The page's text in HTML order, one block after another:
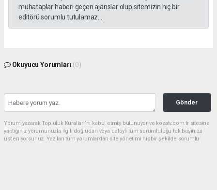
muhataplar haberi geçen ajanslar olup sitemizin hiç bir
editörü sorumlu tutulamaz...
Okuyucu Yorumları (0)
Gönder
Yorum yazarak Topluluk Kuralları’nı kabul etmiş bulunuyor ve kozatv.com.tr sitesine
yaptığınız yorumunuzla ilgili doğrudan veya dolaylı tüm sorumluluğu tek başınıza
üstleniyorsunuz. Yazılan tüm yorumlardan site yönetimi hiçbir şekilde sorumlu